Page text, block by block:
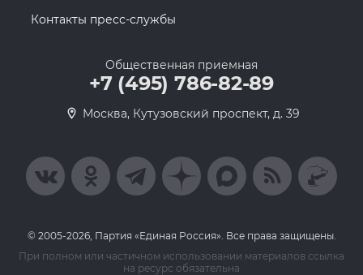
Контакты пресс-службы
Общественная приемная
+7 (495) 786-82-89
Москва, Кутузовский проспект, д. 39
© 2005-2026, Партия «Единая Россия». Все права защищены.
При полном или частичном использовании материалов ссылка
на ресурс обязательна